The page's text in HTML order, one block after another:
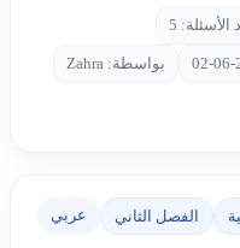
الأسئلة: 5
بواسطة: Zahra
الفصل الثاني عربي